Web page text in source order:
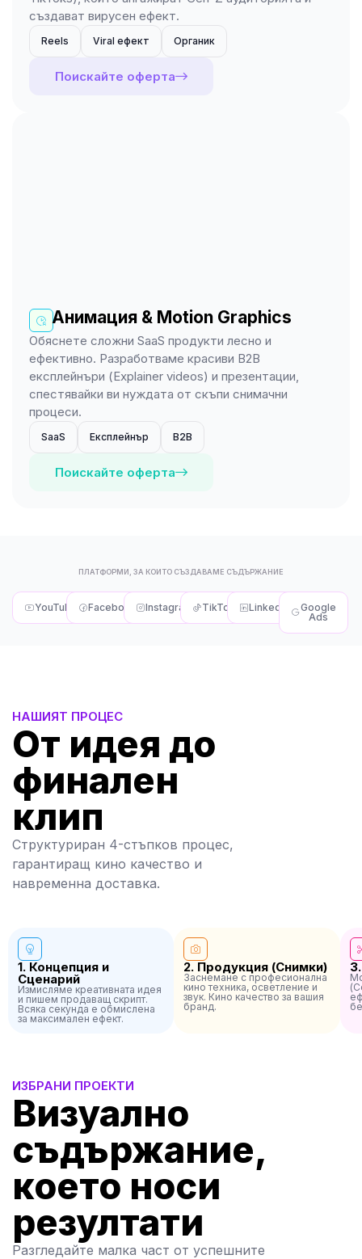
създават вирусен ефект.
Reels Viral ефект Органик
Поискайте оферта
Анимация & Motion Graphics
Обяснете сложни SaaS продукти лесно и
ефективно. Разработваме красиви B2B
експлейнъри (Explainer videos) и презентации,
спестявайки ви нуждата от скъпи снимачни
процеси.
SaaS Експлейнър B2B
Поискайте оферта
ПЛАТФОРМИ, ЗА КОИТО СЪЗДАВАМЕ СЪДЪРЖАНИЕ
YouTube Facebook Instagram TikTok LinkedIn
Google
Ads
НАШИЯТ ПРОЦЕС
От идея до
финален
клип
Структуриран 4-стъпков процес,
гарантиращ кино качество и
навременна доставка.
1. Концепция и
Сценарий
Измисляме креативната идея
и пишем продаващ скрипт.
Всяка секунда е обмислена
за максимален ефект.
2. Продукция (Снимки)
Заснемане с професионална
кино техника, осветление и
звук. Кино качество за вашия
бранд.
ИЗБРАНИ ПРОЕКТИ
Визуално
съдържание,
което носи
резултати
Разгледайте малка част от успешните